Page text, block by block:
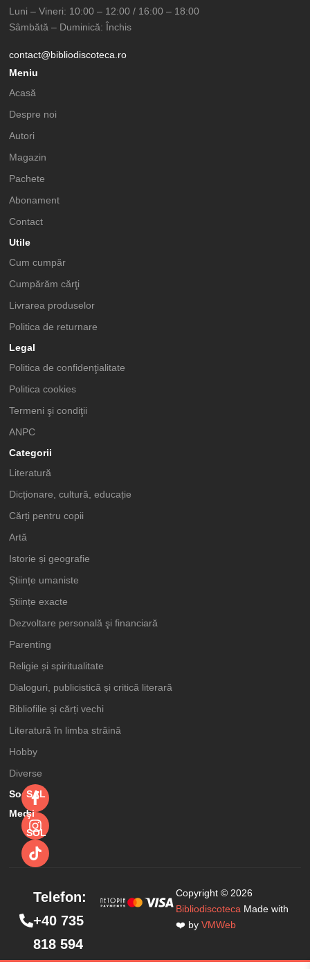
Despre ingeri
40,00lei
Adaugă în coș
Luni – Vineri: 10:00 – 12:00 / 16:00 – 18:00
Sâmbătă – Duminică: Închis
contact@bibliodiscoteca.ro
Meniu
Acasă
Despre noi
Autori
Magazin
Pachete
Abonament
Contact
Utile
Cum cumpăr
Cumpărăm cărţi
Livrarea produselor
Politica de returnare
Legal
Politica de confidenţialitate
Politica cookies
Termeni şi condiţii
ANPC
Categorii
Literatură
Dicționare, cultură, educație
Cărți pentru copii
Artă
Istorie și geografie
Științe umaniste
Științe exacte
Dezvoltare personală şi financiară
Parenting
Religie și spiritualitate
Dialoguri, publicistică și critică literară
Bibliofilie și cărți vechi
Literatură în limba străină
Hobby
Diverse
Social
Media
SAL
şi
SOL
Copyright © 2026
Bibliodiscoteca Made with
❤️ byVMWeb
Telefon:
+40 735
818 594